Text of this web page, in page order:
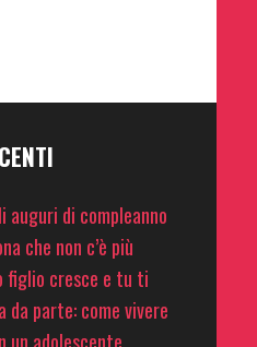
di compleanno
che non c’è più
figlio cresce e tu ti
da parte: come vivere